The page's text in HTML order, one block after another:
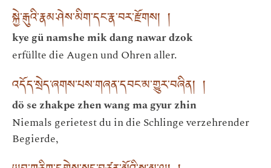
སྐྱེ་རྒུའི་རྣམ་ཤེས་མིག་དང་རྣ་བར་རྫོགས། །
kye gü namshe mik dang nawar dzok
erfüllte die Augen und Ohren aller.
འདོད་སྲེད་ཞགས་པས་གཞན་དབང་མ་གྱུར་བཞིན། །
dö se zhakpe zhen wang ma gyur zhin
Niemals gerietest du in die Schlinge verzehrender
Begierde,